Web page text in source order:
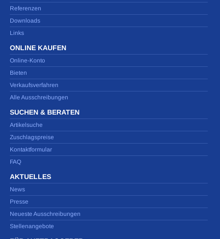
Referenzen
Downloads
Links
ONLINE KAUFEN
Online-Konto
Bieten
Verkaufsverfahren
Alle Ausschreibungen
SUCHEN & BERATEN
Artikelsuche
Zuschlagspreise
Kontaktformular
FAQ
AKTUELLES
News
Presse
Neueste Ausschreibungen
Stellenangebote